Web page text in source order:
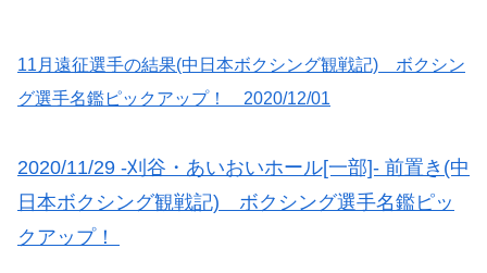
11月遠征選手の結果(中日本ボクシング観戦記) ボクシン
グ選手名鑑ピックアップ！ 2020/12/01
2020/11/29 -刈谷・あいおいホール[一部]- 前置き(中
日本ボクシング観戦記) ボクシング選手名鑑ピッ
クアップ！